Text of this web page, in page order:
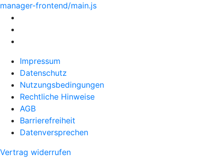
manager-frontend/main.js
Impressum
Datenschutz
Nutzungsbedingungen
Rechtliche Hinweise
AGB
Barrierefreiheit
Datenversprechen
Vertrag widerrufen